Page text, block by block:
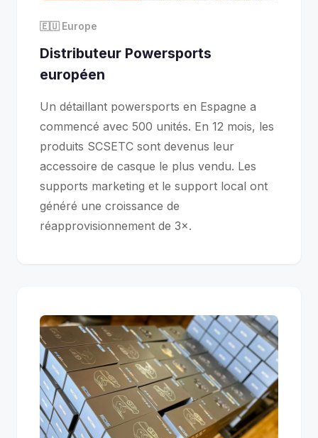
🇪🇺 Europe
Distributeur Powersports
européen
Un détaillant powersports en Espagne a
commencé avec 500 unités. En 12 mois, les
produits SCSETC sont devenus leur
accessoire de casque le plus vendu. Les
supports marketing et le support local ont
généré une croissance de
réapprovisionnement de 3×.